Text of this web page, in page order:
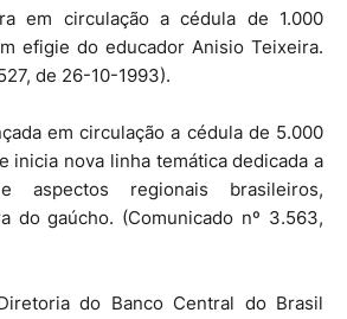
em circulação a cédula de 1.000
efigie do educador Anisio Teixeira.
de 26-10-1993).
em circulação a cédula de 5.000
inicia nova linha temática dedicada a
aspectos regionais brasileiros,
do gaúcho. (Comunicado nº 3.563,
do Banco Central do Brasil